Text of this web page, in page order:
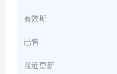
有效期
已售
最近更新